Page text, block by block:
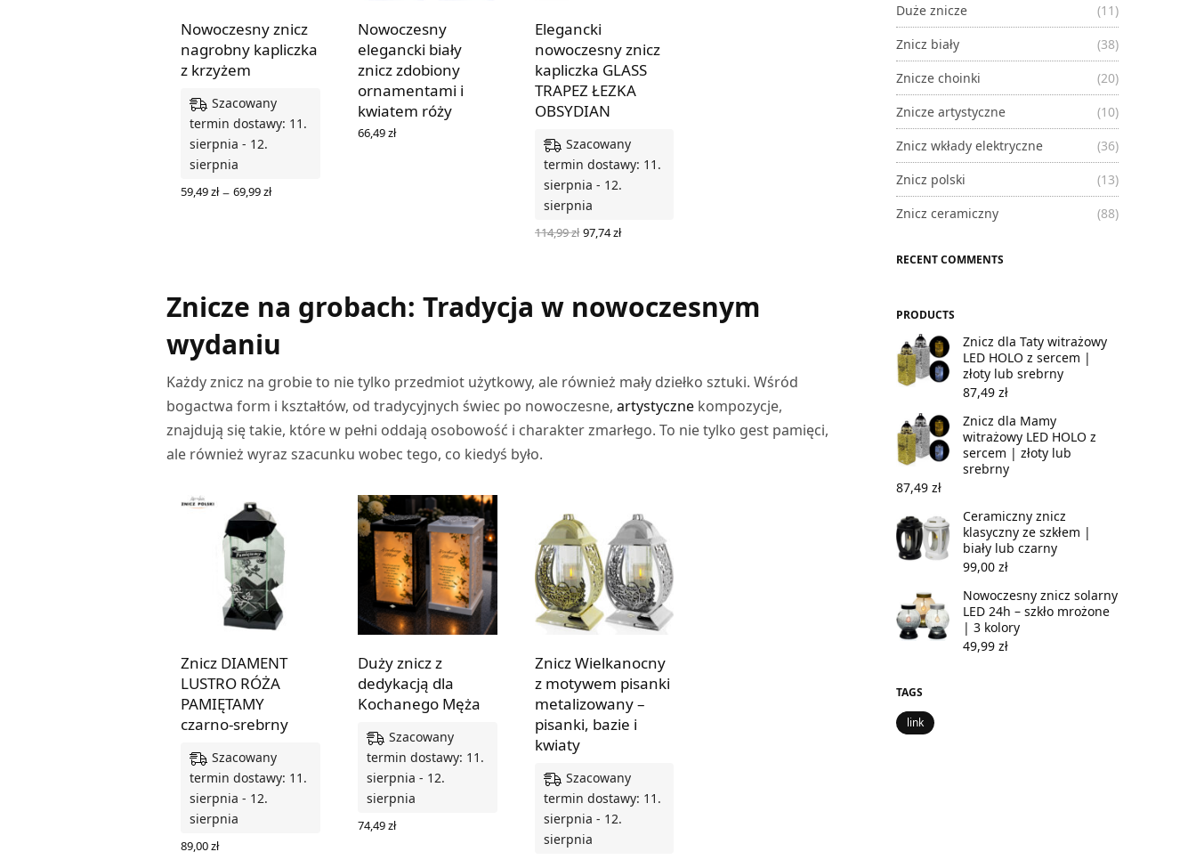
Nowoczesny znicz
nagrobny kapliczka
z krzyżem
Szacowany
termin dostawy: 11.
sierpnia - 12.
sierpnia
59,49zł – 69,99złZakres
Nowoczesny
elegancki biały
znicz zdobiony
ornamentami i
kwiatem róży
66,49zł
Elegancki
nowoczesny znicz
kapliczka GLASS
TRAPEZ ŁEZKA
OBSYDIAN
Szacowany
termin dostawy: 11.
sierpnia - 12.
sierpnia
114,99zł Pierwotna
cena
97,74złAktualna
Znicze na grobach: Tradycja w nowoczesnym
wydaniu
Każdy znicz na grobie to nie tylko przedmiot użytkowy, ale również mały dziełko sztuki. Wśród
bogactwa form i kształtów, od tradycyjnych świec po nowoczesne,artystyczne kompozycje,
znajdują się takie, które w pełni oddają osobowość i charakter zmarłego. To nie tylko gest pamięci,
ale również wyraz szacunku wobec tego, co kiedyś było.
Znicz DIAMENT
LUSTRO RÓŻA
PAMIĘTAMY
czarno-srebrny
Szacowany
termin dostawy: 11.
sierpnia - 12.
sierpnia
89,00zł
Duży znicz z
dedykacją dla
Kochanego Męża
Szacowany
termin dostawy: 11.
sierpnia - 12.
sierpnia
74,49zł
Znicz Wielkanocny
z motywem pisanki
metalizowany –
pisanki, bazie i
kwiaty
Szacowany
termin dostawy: 11.
sierpnia - 12.
sierpnia
Duże znicze
(11)
Znicz biały
(38)
Znicze choinki
(20)
Znicze artystyczne
(10)
Znicz wkłady elektryczne
(36)
Znicz polski
(13)
Znicz ceramiczny
(88)
RECENT COMMENTS
PRODUCTS
Znicz dla Taty witrażowy
LED HOLO z sercem |
złoty lub srebrny
87,49 zł
Znicz dla Mamy
witrażowy LED HOLO z
sercem | złoty lub
srebrny
87,49 zł
Ceramiczny znicz
klasyczny ze szkłem |
biały lub czarny
99,00 zł
Nowoczesny znicz solarny
LED 24h – szkło mrożone
| 3 kolory
49,99 zł
TAGS
link